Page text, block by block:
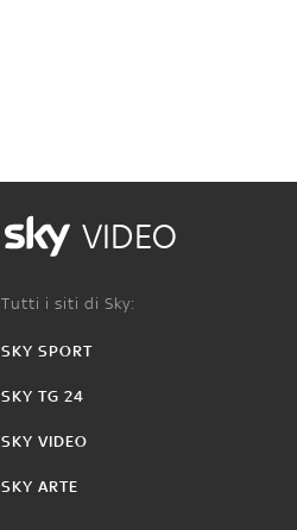
VIDEO
Tutti i siti di Sky:
SKY SPORT
SKY TG 24
SKY VIDEO
SKY ARTE